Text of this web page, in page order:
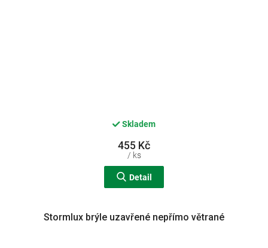
Skladem
455 Kč
/ ks
Detail
Stormlux brýle uzavřené nepřímo větrané